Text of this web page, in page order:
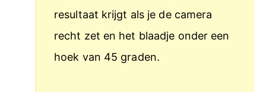
resultaat krijgt als je de camera
recht zet en het blaadje onder een
hoek van 45 graden.